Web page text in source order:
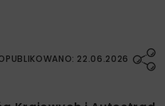
22.06.2026